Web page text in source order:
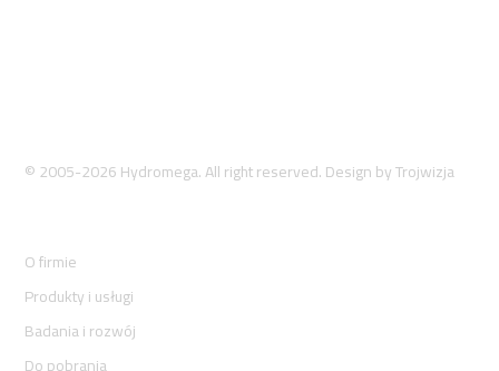
© 2005-2026 Hydromega. All right reserved. Design byTrojwizja
O firmie
Produkty i usługi
Badania i rozwój